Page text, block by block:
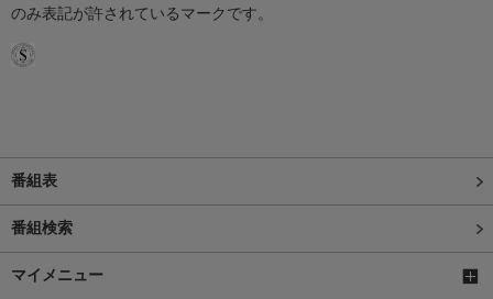
のみ表記が許されているマークです。
番組表
番組検索
マイメニュー